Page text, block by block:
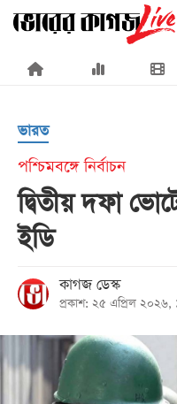
×
প্রচ্ছদ
জাতীয়
রাজনীতি
আন্তর্জাতিক
সারাদেশ
ভারত
পশ্চিমবঙ্গে নির্বাচন
দ্বিতীয় দফা
ইডি
কাগজ ডেস্ক
প্রকাশ: ২৫ এপ্রিল